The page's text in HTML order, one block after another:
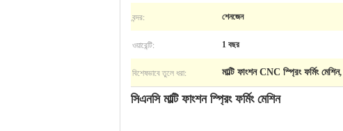
বন্দর: শেনজেন
ওয়ারেন্টি: 1 বছর
বিশেষভাবে তুলে ধরা: মাল্টি ফাংশন CNC স্প্রিং ফর্মিং মেশিন,
সিএনসি মাল্টি ফাংশন স্প্রিং ফর্মিং মেশিন